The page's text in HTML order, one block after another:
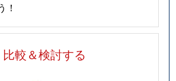
！
比較＆検討する